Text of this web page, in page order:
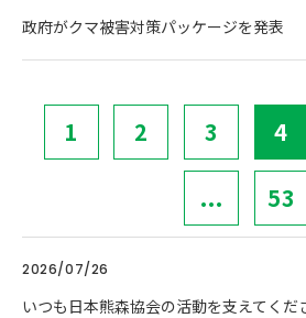
政府がクマ被害対策パッケージを発表
1 2 3 4
... 53
2026/07/26
いつも日本熊森協会の活動を支えてくだ